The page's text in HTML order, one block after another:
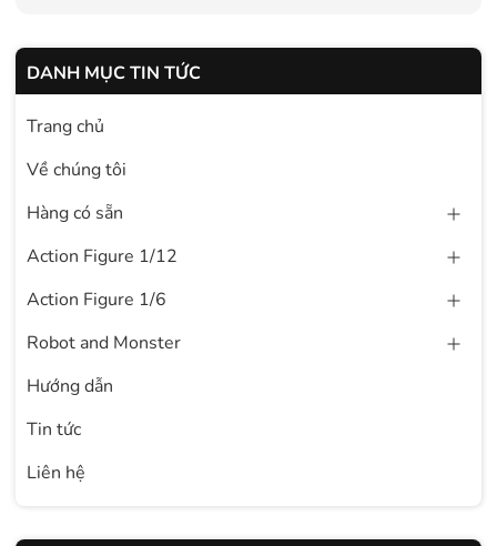
DANH MỤC TIN TỨC
Trang chủ
Về chúng tôi
Hàng có sẵn
Action Figure 1/12
Action Figure 1/6
Robot and Monster
Hướng dẫn
Tin tức
Liên hệ